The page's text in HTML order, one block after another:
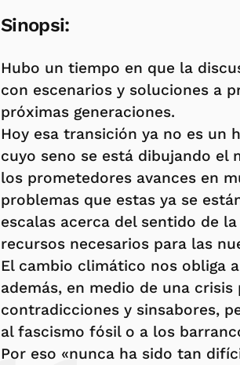
Sinopsi:
Hubo un tiempo en que la
con escenarios y soluciones a
próximas generaciones.
Hoy esa transición ya no es un
cuyo seno se está dibujando el
los prometedores avances en
problemas que estas ya se
escalas acerca del sentido de
recursos necesarios para las
El cambio climático nos obliga
además, en medio de una
contradicciones y sinsabores,
al fascismo fósil o a los
Por eso «nunca ha sido tan